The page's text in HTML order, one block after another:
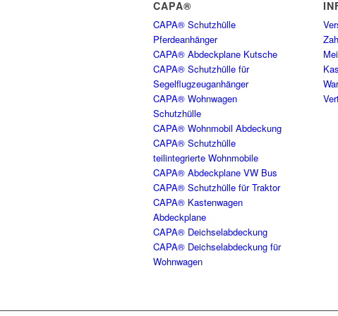
CAPA®
CAPA® Schutzhülle
Pferdeanhänger
CAPA® Abdeckplane Kutsche
CAPA® Schutzhülle für
Segelflugzeuganhänger
CAPA® Wohnwagen
Schutzhülle
CAPA® Wohnmobil Abdeckung
CAPA® Schutzhülle
teilintegrierte Wohnmobile
CAPA® Abdeckplane VW Bus
CAPA® Schutzhülle für Traktor
CAPA® Kastenwagen
Abdeckplane
CAPA® Deichselabdeckung
CAPA® Deichselabdeckung für
Wohnwagen